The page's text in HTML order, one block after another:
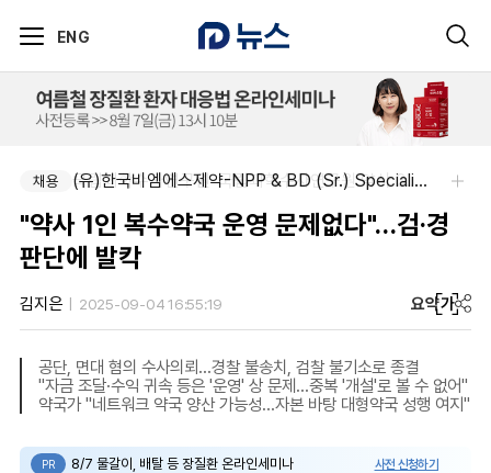
ENG
채용 (유)한국비엠에스제약-NPP & BD (Sr.) Specialist, CSE&BD (Fixed)
채용 국립과학수사연구원-국립과학수사연구원 약사 3명 채용
"약사 1인 복수약국 운영 문제없다"…검·경
판단에 발칵
김지은 2025-09-04 16:55:19 요약가
공단, 면대 혐의 수사의뢰…경찰 불송치, 검찰 불기소로 종결
"자금 조달·수익 귀속 등은 '운영' 상 문제...중복 '개설'로 볼 수 없어"
약국가 "네트워크 약국 양산 가능성…자본 바탕 대형약국 성행 여지"
PR 8/7 물갈이, 배탈 등 장질환 온라인세미나 사전 신청하기